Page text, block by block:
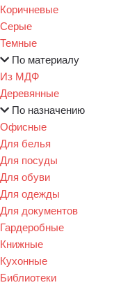
Коричневые
Серые
Темные
По материалу
Из МДФ
Деревянные
По назначению
Офисные
Для белья
Для посуды
Для обуви
Для одежды
Для документов
Гардеробные
Книжные
Кухонные
Библиотеки